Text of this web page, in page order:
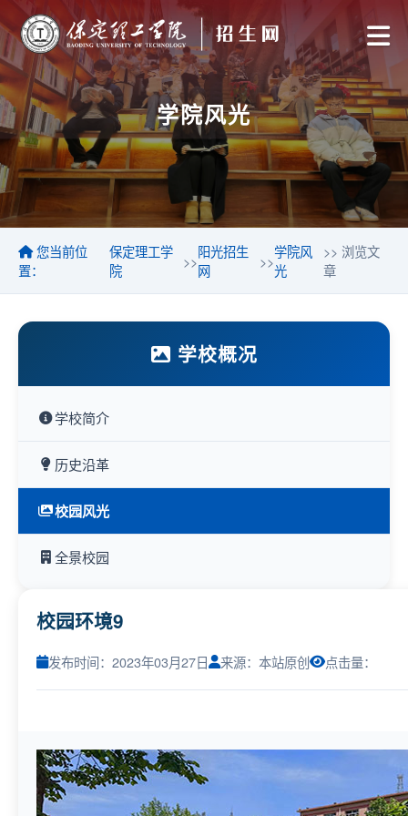
学院风光
您当前位
置：
保定理工学
院
>>阳光招生
网
>>学院风
光
>> 浏览文
章
学校概况
学校简介
历史沿革
校园风光
全景校园
校园环境9
发布时间：2023年03月27日 来源：本站原创 点击量：